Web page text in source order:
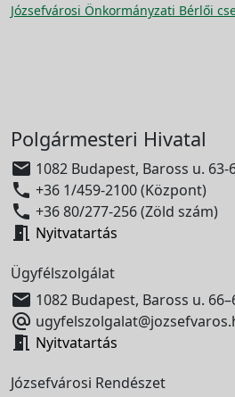
Józsefvárosi Önkormányzati Bérlői
Polgármesteri Hivatal
 1082 Budapest, Baross u. 63-
 +36 1/459-2100 (Központ)
 +36 80/277-256 (Zöld szám)
 Nyitvatartás
Ügyfélszolgálat
 1082 Budapest, Baross u.

 Nyitvatartás
Józsefvárosi Rendészet